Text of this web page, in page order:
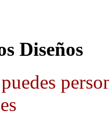
Diseños